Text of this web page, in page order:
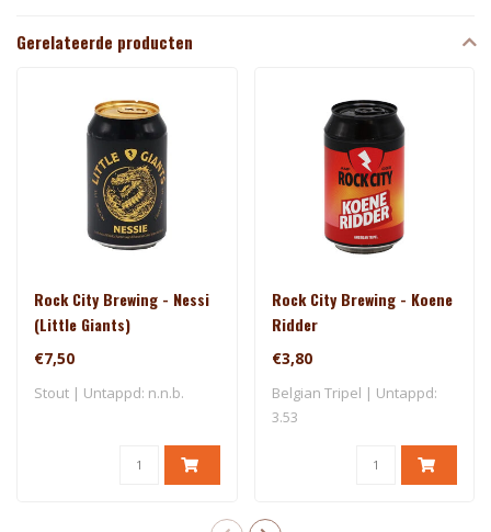
Gerelateerde producten
Rock City Brewing - Nessi
(Little Giants)
€7,50
Stout | Untappd: n.n.b.
Rock City Brewing - Koene
Ridder
€3,80
Belgian Tripel | Untappd:
3.53